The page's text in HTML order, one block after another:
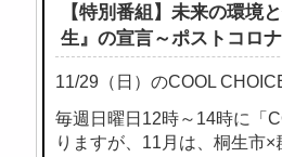
【特別番組】未来の環境
生』の宣言～ポストコロ
11/29（日）のCOOL
毎週日曜日12時～14時に「
りますが、11月は、桐生市